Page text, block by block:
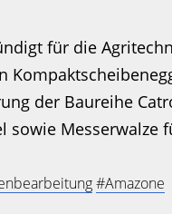
für die
der Baureihe
sowie Messerwalze
#Amazone